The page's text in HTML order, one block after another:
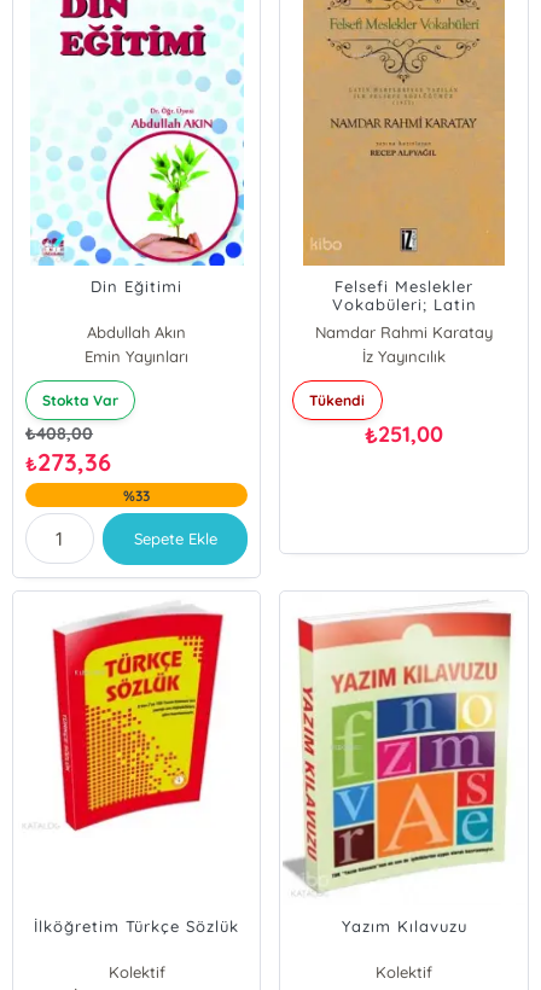
Din Eğitimi
Abdullah Akın
Emin Yayınları
Stokta Var
₺408,00
₺273,36
%33
Sepete Ekle
Felsefi Meslekler
Vokabüleri; Latin
Harfleriyle Yazılan İlk
Felsefe Sözlüğümüz (1932)
Namdar Rahmi Karatay
İz Yayıncılık
Tükendi
₺251,00
İlköğretim Türkçe Sözlük
Kolektif
Yazım Kılavuzu
Kolektif